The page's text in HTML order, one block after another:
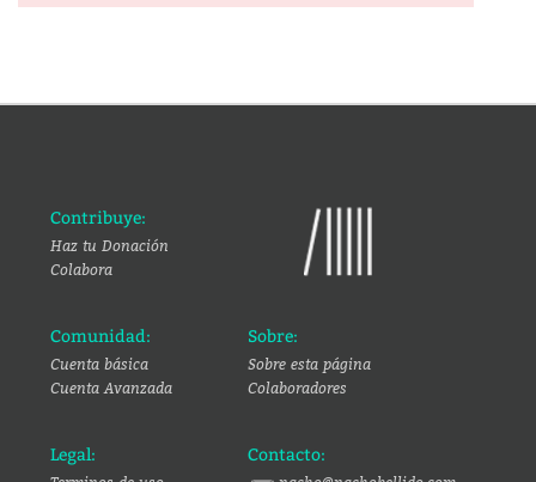
Contribuye:
Haz tu Donación
Colabora
Comunidad:
Cuenta básica
Cuenta Avanzada
Sobre:
Sobre esta página
Colaboradores
Legal: Contacto: